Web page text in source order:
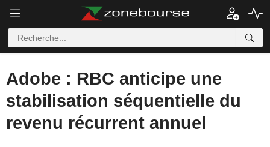
Adobe : RBC anticipe une
stabilisation séquentielle du
revenu récurrent annuel